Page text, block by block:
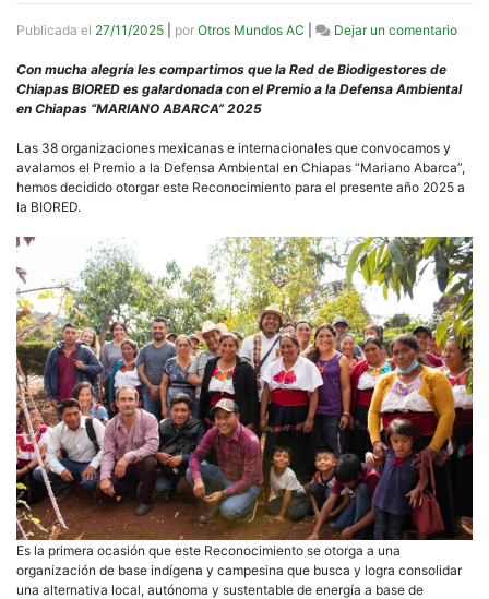
Publicada el 27/11/2025 por Otros Mundos AC Dejar un comentarioen
del
2025
Con mucha alegría les compartimos que la Red de Biodigestores de
Chiapas BIORED es galardonada con el Premio a la Defensa Ambiental
en Chiapas “MARIANO ABARCA” 2025
Las 38 organizaciones mexicanas e internacionales que convocamos y
avalamos el Premio a la Defensa Ambiental en Chiapas “Mariano Abarca”,
hemos decidido otorgar este Reconocimiento para el presente año 2025 a
la BIORED.
Es la primera ocasión que este Reconocimiento se otorga a una
organización de base indígena y campesina que busca y logra consolidar
una alternativa local, autónoma y sustentable de energía a base de